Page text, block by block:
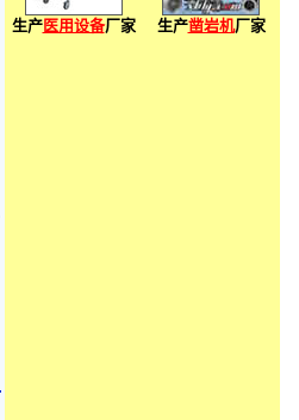
生产医用设备厂家 生产凿岩机厂家